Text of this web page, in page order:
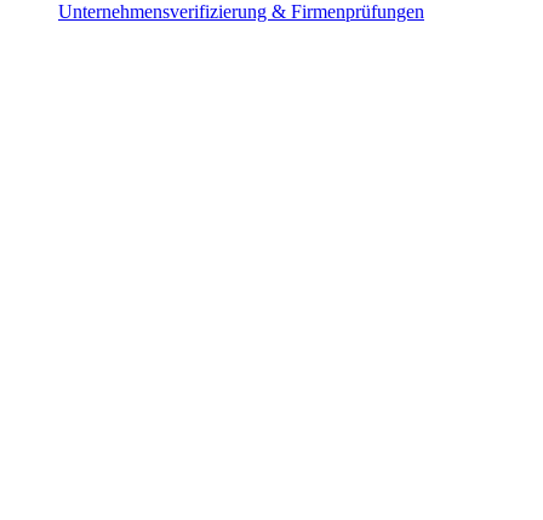
Unternehmensverifizierung & Firmenprüfungen